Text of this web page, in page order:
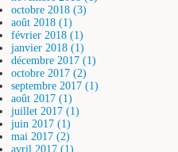
octobre 2018 (3)
août 2018 (1)
février 2018 (1)
janvier 2018 (1)
décembre 2017 (1)
octobre 2017 (2)
septembre 2017 (1)
août 2017 (1)
juillet 2017 (1)
juin 2017 (1)
mai 2017 (2)
avril 2017 (1)